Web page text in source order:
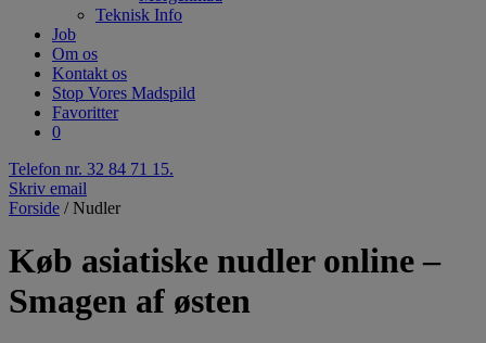
Teknisk Info
Job
Om os
Kontakt os
Stop Vores Madspild
Favoritter
0
Telefon nr. 32 84 71 15.
Skriv email
Forside / Nudler
Køb asiatiske nudler online –
Smagen af østen